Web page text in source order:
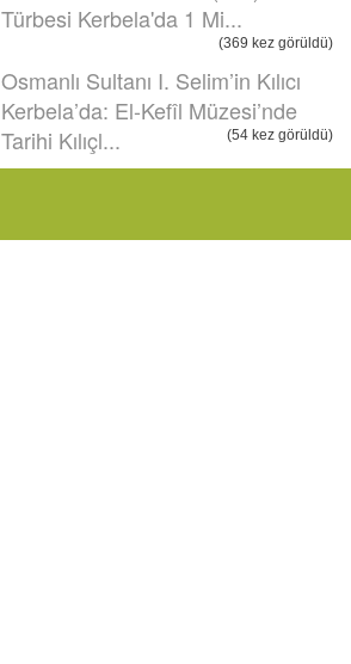
Türbesi Kerbela'da 1 Mi...
(369 kez görüldü)
Osmanlı Sultanı I. Selim’in Kılıcı
Kerbela’da: El-Kefîl Müzesi’nde
Tarihi Kılıçl...
(54 kez görüldü)